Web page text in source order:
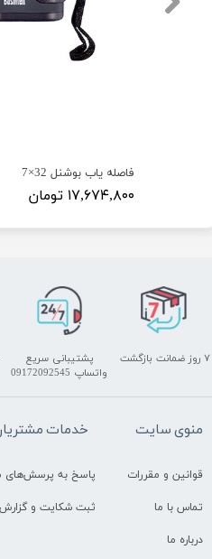
فاصله یاب بوشنل 32×7
۱۷,۶۷۴,۸۰۰ تومان
پشتیبانی سریع
واتساپ 09172092545
۷ روز ضمانت بازگشت
خدمات
پاسخ به پرسش‌های
ثبت شکایت و
منوی سایت
قوانین و مقررات
تماس با ما
درباره ما